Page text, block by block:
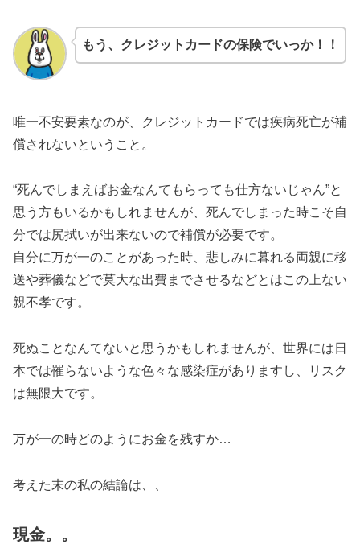
もう、クレジットカードの保険でいっか！！
唯一不安要素なのが、クレジットカードでは疾病死亡が補
償されないということ。
“死んでしまえばお金なんてもらっても仕方ないじゃん”と
思う方もいるかもしれませんが、死んでしまった時こそ自
分では尻拭いが出来ないので補償が必要です。
自分に万が一のことがあった時、悲しみに暮れる両親に移
送や葬儀などで莫大な出費までさせるなどとはこの上ない
親不孝です。
死ぬことなんてないと思うかもしれませんが、世界には日
本では罹らないような色々な感染症がありますし、リスク
は無限大です。
万が一の時どのようにお金を残すか…
考えた末の私の結論は、、
現金。。